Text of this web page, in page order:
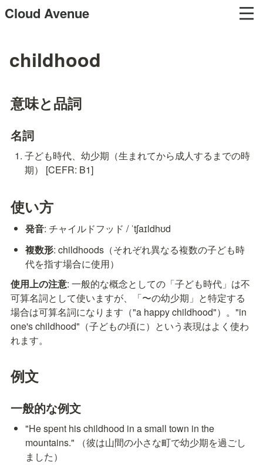
Cloud Avenue
childhood
意味と品詞
名詞
子ども時代、幼少期（生まれてから成人するまでの時
期） [CEFR: B1]
使い方
発音: チャイルドフッド / ˈtʃaɪldhʊd
複数形: childhoods（それぞれ異なる複数の子ども時
代を指す場合に使用）
使用上の注意: 一般的な概念としての「子ども時代」は不
可算名詞として使いますが、「〜の幼少期」と特定する
場合は可算名詞になります（"a happy childhood"）。"in
one's childhood"（子どもの頃に）という表現はよく使わ
れます。
例文
一般的な例文
"He spent his childhood in a small town in the
mountains." （彼は山間の小さな町で幼少期を過ごし
ました）